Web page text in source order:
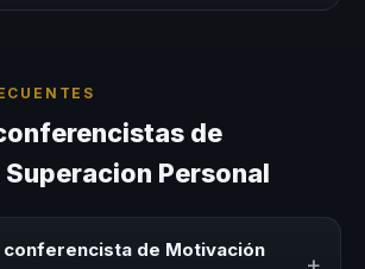
de
Personal
conferencista de Motivación